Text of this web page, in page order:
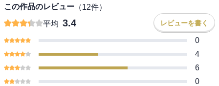
2011年発行の本書籍では13人の方のインタビューを収録しています
が、諸般の事情により電子書籍では12人の方のインタビューを収録
◇◇本書に登場する [元会社員] の素敵な女性たち◇◇
この作品のレビュー （12件）
平均 3.4 レビューを書く
0
4
6
0